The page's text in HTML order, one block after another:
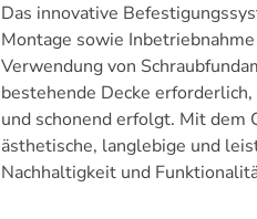
Das innovative
Montage sowie
Verwendung von
bestehende Decke
und schonend erfolgt. Mit dem
ästhetische, langlebige und
Nachhaltigkeit und